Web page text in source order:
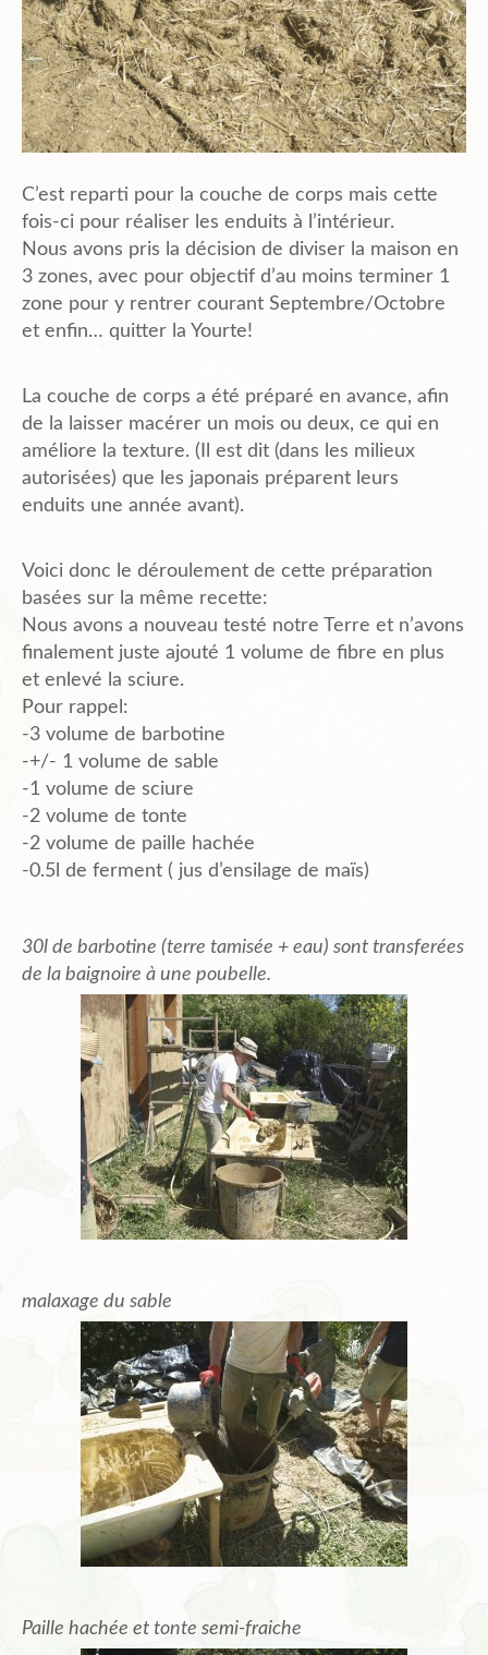
C’est reparti pour la couche de corps mais cette
fois-ci pour réaliser les enduits à l’intérieur.
Nous avons pris la décision de diviser la maison en
3 zones, avec pour objectif d’au moins terminer 1
zone pour y rentrer courant Septembre/Octobre
et enfin… quitter la Yourte!
La couche de corps a été préparé en avance, afin
de la laisser macérer un mois ou deux, ce qui en
améliore la texture. (Il est dit (dans les milieux
autorisées) que les japonais préparent leurs
enduits une année avant).
Voici donc le déroulement de cette préparation
basées sur la même recette:
Nous avons a nouveau testé notre Terre et n’avons
finalement juste ajouté 1 volume de fibre en plus
et enlevé la sciure.
Pour rappel:
-3 volume de barbotine
-+/- 1 volume de sable
-1 volume de sciure
-2 volume de tonte
-2 volume de paille hachée
-0.5l de ferment ( jus d’ensilage de maïs)
30l de barbotine (terre tamisée + eau) sont transferées
de la baignoire à une poubelle.
malaxage du sable
Paille hachée et tonte semi-fraiche